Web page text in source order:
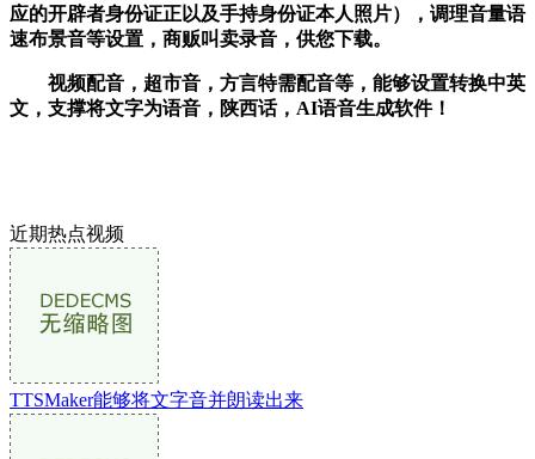
应的开辟者身份证正以及手持身份证本人照片），调理音量语
速布景音等设置，商贩叫卖录音，供您下载。
视频配音，超市音，方言特需配音等，能够设置转换中英
文，支撑将文字为语音，陕西话，AI语音生成软件！
近期热点视频
TTSMaker能够将文字音并朗读出来